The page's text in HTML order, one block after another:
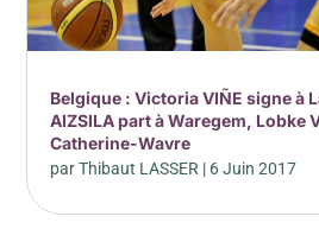
Belgique : Victoria VIÑE signe à
AIZSILA part à Waregem, Lobke
Catherine-Wavre
parThibaut LASSER | 6 Juin 2017